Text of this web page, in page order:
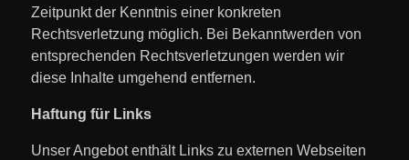
Zeitpunkt der Kenntnis einer konkreten
Rechtsverletzung möglich. Bei Bekanntwerden von
entsprechenden Rechtsverletzungen werden wir
diese Inhalte umgehend entfernen.
Haftung für Links
Unser Angebot enthält Links zu externen Webseiten